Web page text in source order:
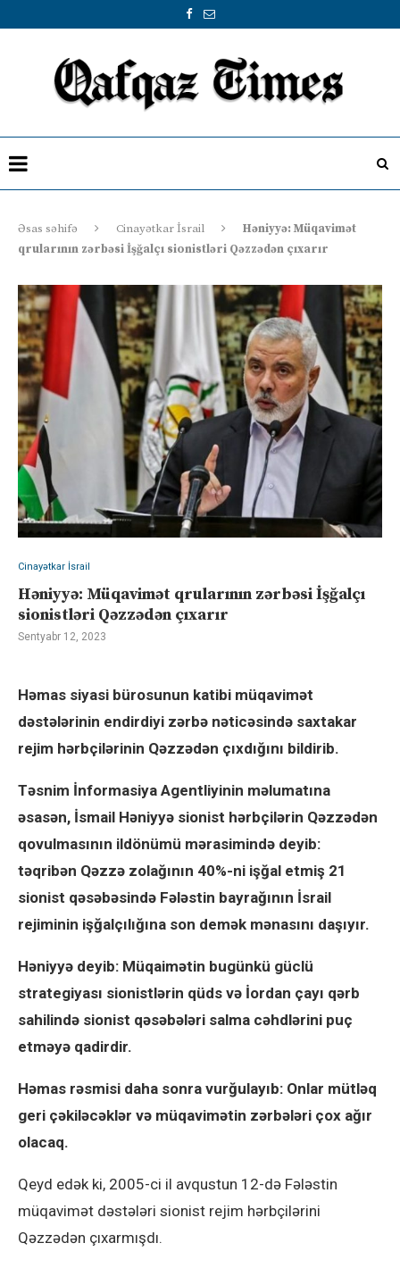
Əsas səhifə Cinayətkar İsrail
Həniyyə: Müqavimət
qrularının zərbəsi İşğalçı sionistləri Qəzzədən çıxarır
Cinayətkar İsrail
Həniyyə: Müqavimət qrularının zərbəsi İşğalçı
sionistləri Qəzzədən çıxarır
Sentyabr 12, 2023
Həmas siyasi bürosunun katibi müqavimət
dəstələrinin endirdiyi zərbə nəticəsində saxtakar
rejim hərbçilərinin Qəzzədən çıxdığını bildirib.
Təsnim İnformasiya Agentliyinin məlumatına
əsasən, İsmail Həniyyə sionist hərbçilərin Qəzzədən
qovulmasının ildönümü mərasimində deyib:
təqribən Qəzzə zolağının 40%-ni işğal etmiş 21
sionist qəsəbəsində Fələstin bayrağının İsrail
rejiminin işğalçılığına son demək mənasını daşıyır.
Həniyyə deyib: Müqaimətin bugünkü güclü
strategiyası sionistlərin qüds və İordan çayı qərb
sahilində sionist qəsəbələri salma cəhdlərini puç
etməyə qadirdir.
Həmas rəsmisi daha sonra vurğulayıb: Onlar mütləq
geri çəkiləcəklər və müqavimətin zərbələri çox ağır
olacaq.
Qeyd edək ki, 2005-ci il avqustun 12-də Fələstin
müqavimət dəstələri sionist rejim hərbçilərini
Qəzzədən çıxarmışdı.